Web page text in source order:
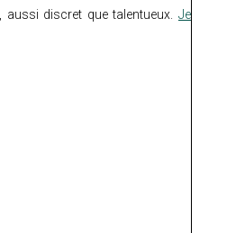
, aussi discret que talentueux. Je